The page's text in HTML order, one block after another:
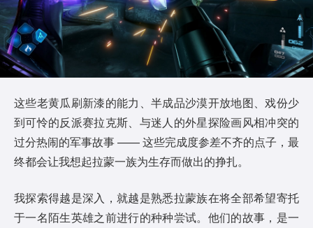
这些老黄瓜刷新漆的能力、半成品沙漠开放地图、戏份少
到可怜的反派赛拉克斯、与迷人的外星探险画风相冲突的
过分热闹的军事故事 —— 这些完成度参差不齐的点子，最
终都会让我想起拉蒙一族为生存而做出的挣扎。
我探索得越是深入，就越是熟悉拉蒙族在将全部希望寄托
于一名陌生英雄之前进行的种种尝试。他们的故事，是一